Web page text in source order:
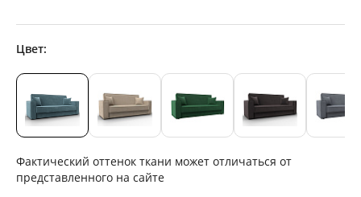
Цвет:
Фактический оттенок ткани может отличаться от
представленного на сайте